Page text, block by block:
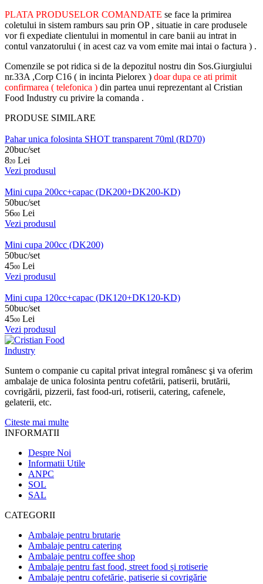
PLATA PRODUSELOR COMANDATE se face la primirea
coletului in sistem ramburs sau prin OP , situatie in care produsele
vor fi expediate clientului in momentul in care banii au intrat in
contul vanzatorului ( in acest caz va vom emite mai intai o factura ) .
Comenzile se pot ridica si de la depozitul nostru din Sos.Giurgiului
nr.33A ,Corp C16 ( in incinta Pielorex ) doar dupa ce ati primit
confirmarea ( telefonica ) din partea unui reprezentant al Cristian
Food Industry cu privire la comanda .
PRODUSE SIMILARE
Pahar unica folosinta SHOT transparent 70ml (RD70)
20buc/set
820 Lei
Vezi produsul
Mini cupa 200cc+capac (DK200+DK200-KD)
50buc/set
5600 Lei
Vezi produsul
Mini cupa 200cc (DK200)
50buc/set
4500 Lei
Vezi produsul
Mini cupa 120cc+capac (DK120+DK120-KD)
50buc/set
4500 Lei
Vezi produsul
Suntem o companie cu capital privat integral românesc şi va oferim
ambalaje de unica folosinta pentru cofetării, patiserii, brutării,
covrigării, pizzerii, fast food-uri, rotiserii, catering, cafenele,
gelaterii, etc.
Citeste mai multe
INFORMATII
Despre Noi
Informatii Utile
ANPC
SOL
SAL
CATEGORII
Ambalaje pentru brutarie
Ambalaje pentru catering
Ambalaje pentru coffee shop
Ambalaje pentru fast food, street food și rotiserie
Ambalaje pentru cofetărie, patiserie si covrigărie